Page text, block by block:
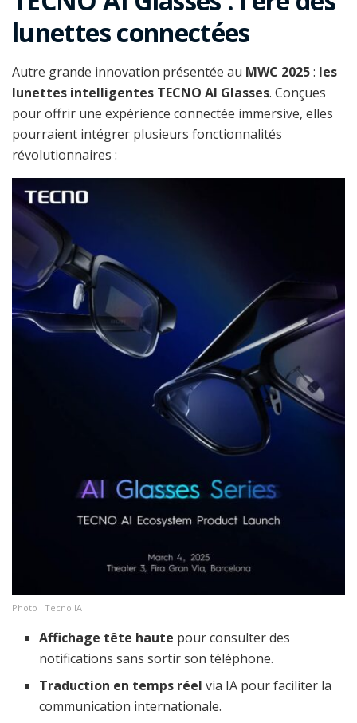
lunettes connectées
Autre grande innovation présentée au MWC 2025: les
lunettes intelligentes TECNO AI Glasses. Conçues
pour offrir une expérience connectée immersive, elles
pourraient intégrer plusieurs fonctionnalités
révolutionnaires :
Photo : Tecno IA
Affichage tête haute pour consulter des
notifications sans sortir son téléphone.
Traduction en temps réel via IA pour faciliter la
communication internationale.